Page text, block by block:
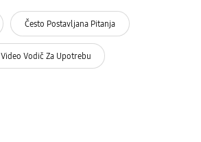
Često Postavljana Pitanja
Video Vodič Za Upotrebu